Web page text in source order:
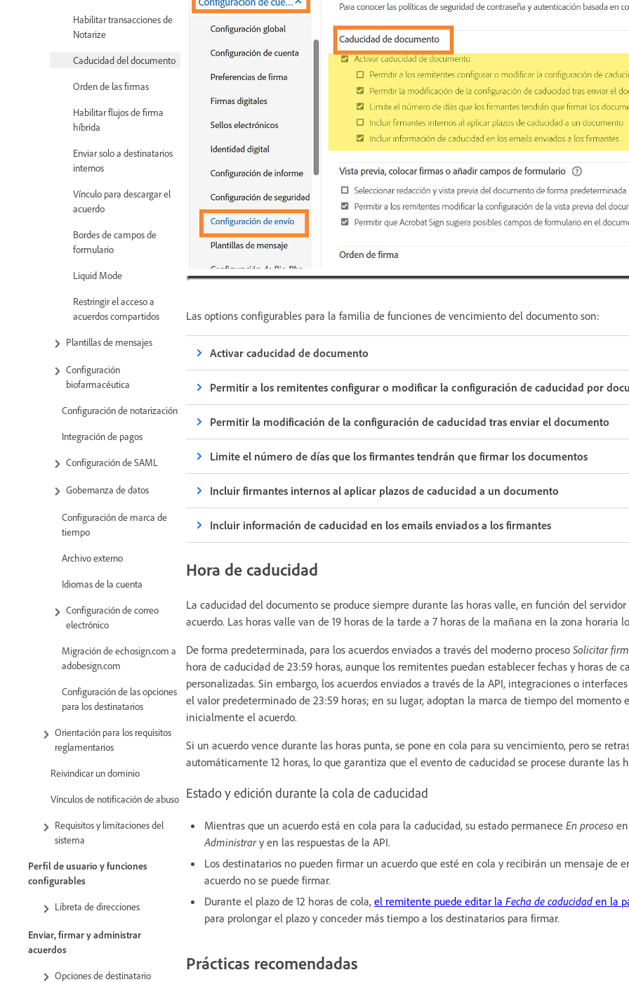
Habilitar transacciones de
Notarize
Caducidad del documento
Orden de las firmas
Habilitar flujos de firma
híbrida
Enviar solo a destinatarios
internos
Vínculo para descargar el
acuerdo
Bordes de campos de
formulario
Liquid Mode
Restringir el acceso a
acuerdos compartidos
Plantillas de mensajes
Configuración
biofarmacéutica
Configuración de notarización
Integración de pagos
Configuración de SAML
Gobernanza de datos
Configuración de marca de
tiempo
Archivo externo
Idiomas de la cuenta
Configuración de correo
electrónico
Migración de echosign.com a
adobesign.com
Configuración de las opciones
para los destinatarios
Orientación para los requisitos
reglamentarios
Reivindicar un dominio
Vínculos de notificación de abuso
Requisitos y limitaciones del
sistema
Perfil de usuario y funciones
configurables
Libreta de direcciones
Enviar, firmar y administrar
acuerdos
Opciones de destinatario
Las options configurables para la familia de funciones de vencimiento del documento son:
Activar caducidad de documento
Permitir a los remitentes configurar o modificar la configuración de caducidad por
Permitir la modificación de la configuración de caducidad tras enviar el documento
Limite el número de días que los firmantes tendrán que firmar los documentos
Incluir firmantes internos al aplicar plazos de caducidad a un documento
Incluir información de caducidad en los emails enviados a los firmantes
Hora de caducidad
La caducidad del documento se produce siempre durante las horas valle, en función del
acuerdo. Las horas valle van de 19 horas de la tarde a 7 horas de la mañana en la zona horaria
De forma predeterminada, para los acuerdos enviados a través del moderno proceso Solicitar
hora de caducidad de 23:59 horas, aunque los remitentes puedan establecer fechas y horas de
personalizadas. Sin embargo, los acuerdos enviados a través de la API, integraciones o
el valor predeterminado de 23:59 horas; en su lugar, adoptan la marca de tiempo del momento
inicialmente el acuerdo.
Si un acuerdo vence durante las horas punta, se pone en cola para su vencimiento, pero se
automáticamente 12 horas, lo que garantiza que el evento de caducidad se procese durante las
Estado y edición durante la cola de caducidad
Mientras que un acuerdo está en cola para la caducidad, su estado permanece En proceso
Administrary en las respuestas de la API.
Los destinatarios no pueden firmar un acuerdo que esté en cola y recibirán un mensaje de
acuerdo no se puede firmar.
Durante el plazo de 12 horas de cola, el remitente puede editar la Fecha de caducidad en la
para prolongar el plazo y conceder más tiempo a los destinatarios para firmar.
Prácticas recomendadas